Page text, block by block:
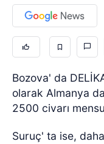
Bozova' da
olarak Almanya
2500 civarı
Suruç' ta ise,